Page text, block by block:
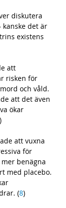
diskutera
kanske det är
existens
att
risken för
och våld.
att det även
ökar
)
att vuxna
för
benägna
med placebo.
(8)